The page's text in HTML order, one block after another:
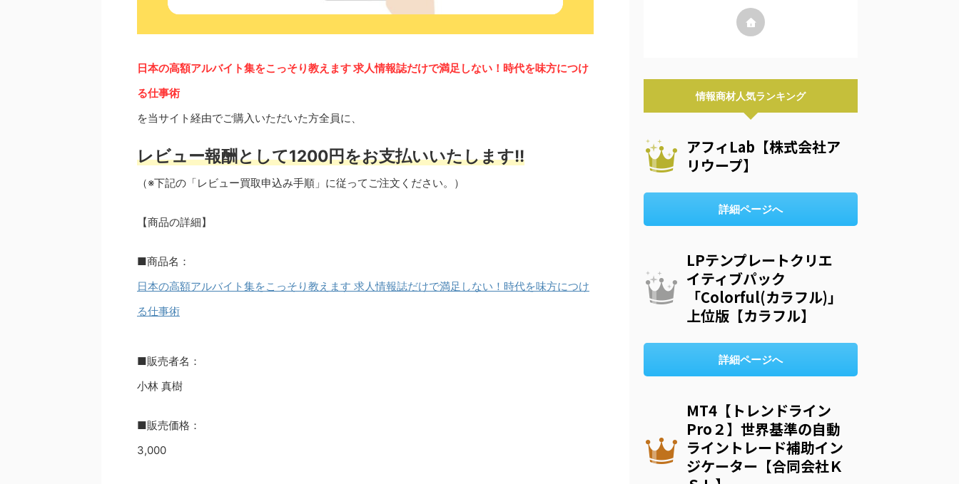
日本の高額アルバイト集をこっそり教えます 求人情報誌だけで満足しない！時代を味方につけ
る仕事術
を当サイト経由でご購入いただいた方全員に、
レビュー報酬として1200円をお支払いいたします!!
（※下記の「レビュー買取申込み手順」に従ってご注文ください。）
【商品の詳細】
■商品名：
日本の高額アルバイト集をこっそり教えます 求人情報誌だけで満足しない！時代を味方につけ
る仕事術
■販売者名：
小林 真樹
■販売価格：
3,000
情報商材人気ランキング
アフィLab【株式会社ア
リウープ】
詳細ページへ
LPテンプレートクリエ
イティブパック
「Colorful(カラフル)」
上位版【カラフル】
詳細ページへ
MT4【トレンドライン
Pro２】世界基準の自動
ライントレード補助イン
ジケーター【合同会社Ｋ